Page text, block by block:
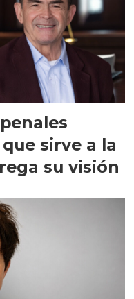
sirve a la
su visión